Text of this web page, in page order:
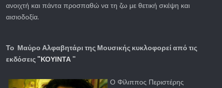
ανοιχτή και πάντα προσπαθώ να τη ζω με θετική σκέψη και
αισιοδοξία.
Το Μαύρο Αλφαβητάρι της Μουσικής κυκλοφορεί από τις
εκδόσεις "ΚΟΥΙΝΤΑ "
Ο Φίλιππος Περιστέρης